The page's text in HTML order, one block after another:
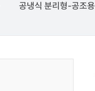
공냉식 분리형-공조용